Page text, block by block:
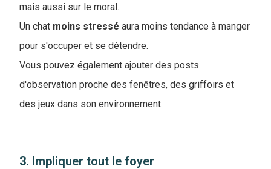
mais aussi sur le moral.
Un chat moins stressé aura moins tendance à manger
pour s'occuper et se détendre.
Vous pouvez également ajouter des posts
d'observation proche des fenêtres, des griffoirs et
des jeux dans son environnement.
3. Impliquer tout le foyer